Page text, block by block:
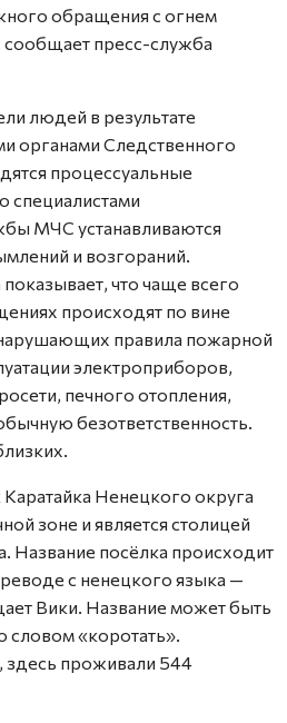
обращения с огнем
пресс-служба
людей в результате
органами Следственного
процессуальные
специалистами
МЧС устанавливаются
и возгораний.
что чаще всего
происходят по вине
правила пожарной
электроприборов,
печного отопления,
безответственность.
Ненецкого округа
зоне и является столицей
Название посёлка происходит
с ненецкого языка —
Вики. Название может быть
словом «коротать».
здесь проживали 544